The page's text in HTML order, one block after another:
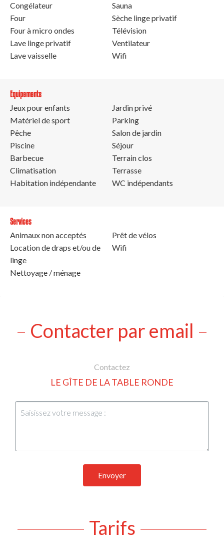
Congélateur
Four
Four à micro ondes
Lave linge privatif
Lave vaisselle
Sauna
Sèche linge privatif
Télévision
Ventilateur
Wifi
Equipements
Jeux pour enfants
Matériel de sport
Pêche
Piscine
Barbecue
Climatisation
Habitation indépendante
Jardin privé
Parking
Salon de jardin
Séjour
Terrain clos
Terrasse
WC indépendants
Services
Animaux non acceptés
Location de draps et/ou de
linge
Nettoyage / ménage
Prêt de vélos
Wifi
Contacter par email
Contactez
LE GÎTE DE LA TABLE RONDE
Envoyer
Tarifs